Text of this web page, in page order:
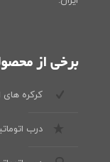
برخی از
کرکره های
درب